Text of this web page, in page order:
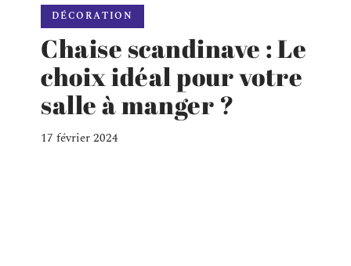
DÉCORATION
Chaise scandinave : Le
choix idéal pour votre
salle à manger ?
17 février 2024